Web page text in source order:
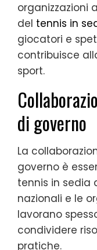
organizzazioni
del tennis in
giocatori e
contribuisce
sport.
di governo
La
governo è
tennis in sedia
nazionali e le
lavorano
condividere
pratiche.